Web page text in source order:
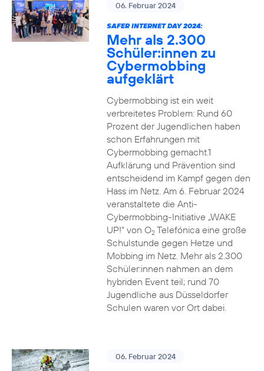
06. Februar 2024
SAFER INTERNET DAY 2024:
Mehr als 2.300
Schüler:innen zu
Cybermobbing
aufgeklärt
Cybermobbing ist ein weit
verbreitetes Problem: Rund 60
Prozent der Jugendlichen haben
schon Erfahrungen mit
Cybermobbing gemacht.1
Aufklärung und Prävention sind
entscheidend im Kampf gegen den
Hass im Netz. Am 6. Februar 2024
veranstaltete die Anti-
Cybermobbing-Initiative „WAKE
UP!“ von O2Telefónica eine große
Schulstunde gegen Hetze und
Mobbing im Netz. Mehr als 2.300
Schüler:innen nahmen an dem
hybriden Event teil; rund 70
Jugendliche aus Düsseldorfer
Schulen waren vor Ort dabei.
06. Februar 2024